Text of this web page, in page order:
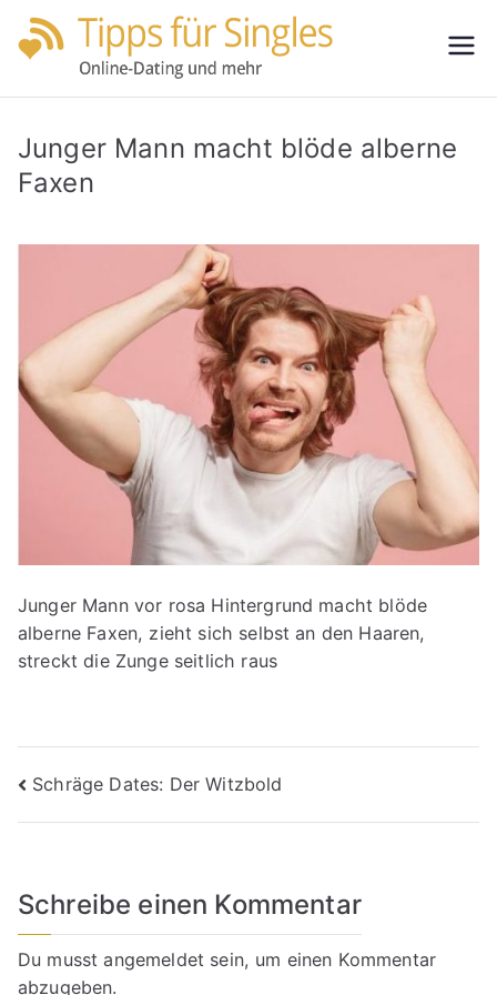
Zum
Inhalt
für
s
Junger Mann macht blöde alberne
Faxen
Junger Mann vor rosa Hintergrund macht blöde
alberne Faxen, zieht sich selbst an den Haaren,
streckt die Zunge seitlich raus
Beitragsnavigation
Schräge Dates: Der Witzbold
Schreibe einen Kommentar
Du musstangemeldet sein, um einen Kommentar
abzugeben.